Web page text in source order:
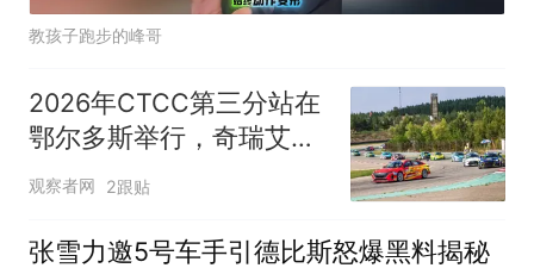
教孩子跑步的峰哥
2026年CTCC第三分站在
鄂尔多斯举行，奇瑞艾瑞
泽车队获得双亚军
观察者网 2跟贴
张雪力邀5号车手引德比斯怒爆黑料揭秘